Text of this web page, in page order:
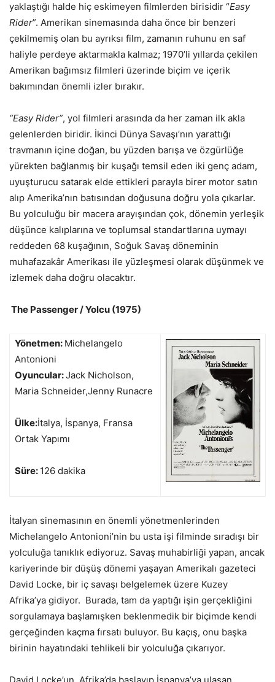
yaklaştığı halde hiç eskimeyen filmlerden birisidir “Easy
Rider”. Amerikan sinemasında daha önce bir benzeri
çekilmemiş olan bu ayrıksı film, zamanın ruhunu en saf
haliyle perdeye aktarmakla kalmaz; 1970’li yıllarda çekilen
Amerikan bağımsız filmleri üzerinde biçim ve içerik
bakımından önemli izler bırakır.
“Easy Rider”, yol filmleri arasında da her zaman ilk akla
gelenlerden biridir. İkinci Dünya Savaşı’nın yarattığı
travmanın içine doğan, bu yüzden barışa ve özgürlüğe
yürekten bağlanmış bir kuşağı temsil eden iki genç adam,
uyuşturucu satarak elde ettikleri parayla birer motor satın
alıp Amerika’nın batısından doğusuna doğru yola çıkarlar.
Bu yolculuğu bir macera arayışından çok, dönemin yerleşik
düşünce kalıplarına ve toplumsal standartlarına uymayı
reddeden 68 kuşağının, Soğuk Savaş döneminin
muhafazakâr Amerikası ile yüzleşmesi olarak düşünmek ve
izlemek daha doğru olacaktır.
The Passenger / Yolcu (1975)
Yönetmen: Michelangelo
Antonioni
Oyuncular:Jack Nicholson,
Maria Schneider,Jenny Runacre
Ülke:İtalya, İspanya, Fransa
Ortak Yapımı
Süre: 126 dakika
İtalyan sinemasının en önemli yönetmenlerinden
Michelangelo Antonioni’nin bu usta işi filminde sıradışı bir
yolculuğa tanıklık ediyoruz. Savaş muhabirliği yapan, ancak
kariyerinde bir düşüş dönemi yaşayan Amerikalı gazeteci
David Locke, bir iç savaşı belgelemek üzere Kuzey
Afrika’ya gidiyor. Burada, tam da yaptığı işin gerçekliğini
sorgulamaya başlamışken beklenmedik bir biçimde kendi
gerçeğinden kaçma fırsatı buluyor. Bu kaçış, onu başka
birinin hayatındaki tehlikeli bir yolculuğa çıkarıyor.